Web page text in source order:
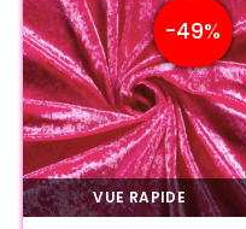
-49%
VUE RAPIDE